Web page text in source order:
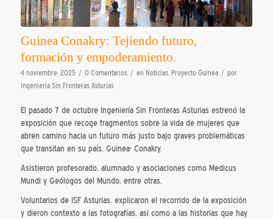
Guinea Conakry: Tejiendo futuro,
formación y empoderamiento.
4 noviembre, 2025 / 0 Comentarios / en Noticias, Proyecto Guinea / por
Ingeniería Sin Fronteras Asturias
El pasado 7 de octubre Ingeniería Sin Fronteras Asturias estrenó la
exposición que recoge fragmentos sobre la vida de mujeres que
abren camino hacia un futuro más justo bajo graves problemáticas
que transitan en su país, Guinea- Conakry.
Asistieron profesorado, alumnado y asociaciones como Medicus
Mundi y Geólogos del Mundo, entre otras.
Voluntarios de ISF Asturias, explicaron el recorrido de la exposición
y dieron contexto a las fotografías, así como a las historias que hay